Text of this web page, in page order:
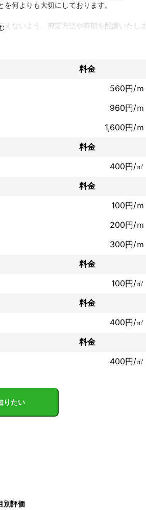
何よりも大切にしております。
ないよう、剪定方法や時期を配慮いたしま
しておりますので、お庭のことならなんで
山のお客様からご好評をいただいておりま
ンヒストリーアルバム』をプレゼントして
なっておりますので、ぜひお手元に置いて
料金
560円/ｍ
960円/ｍ
1,600円/ｍ
料金
400円/㎡
料金
100円/ｍ
200円/ｍ
300円/ｍ
料金
100円/㎡
料金
400円/㎡
料金
400円/㎡
りたい
別評価